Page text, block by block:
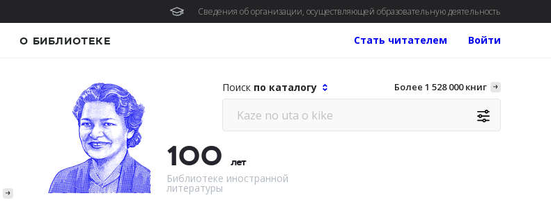
Сведения об организации, осуществляющей образовательную деятельность
О БИБЛИОТЕКЕ Войти
Стать читателем
Поиск по каталогу Более 1 528 000 книг
100
лет
Библиотеке иностранной
литературы